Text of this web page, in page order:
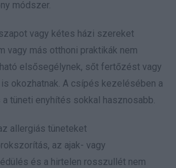
módszer.
vagy kétes házi szereket
vagy más otthoni praktikák nem
elsősegélynek, sőt fertőzést vagy
okozhatnak. A csípés kezelésében a
tüneti enyhítés sokkal hasznosabb.
allergiás tüneteket
az ajak- vagy
és a hirtelen rosszullét nem